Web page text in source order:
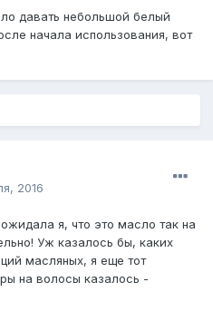
давать небольшой белый
начала использования, вот
2016
я, что это масло так на
Уж казалось бы, каких
масляных, я еще тот
на волосы казалось -